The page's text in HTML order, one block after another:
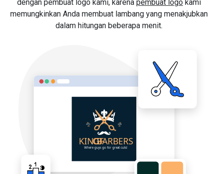
dengan pembuat logo kami, karena pembuat logo kami
memungkinkan Anda membuat lambang yang menakjubkan
dalam hitungan beberapa menit.